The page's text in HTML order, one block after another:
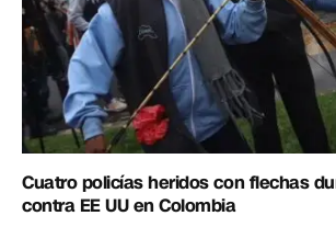
Cuatro policías heridos con flechas
contra EE UU en Colombia